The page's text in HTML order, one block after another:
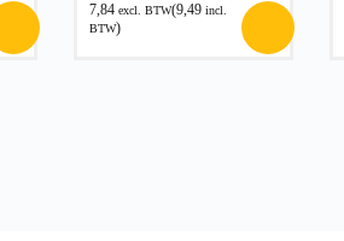
7,84 excl. BTW(9,49 incl.
BTW)